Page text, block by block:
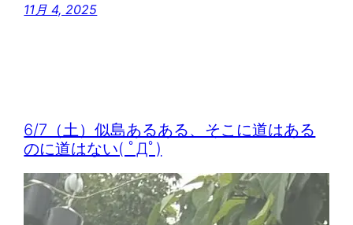
11月 4, 2025
6/7（土）似島あるある、そこに道はある
のに道はない( ﾟДﾟ)